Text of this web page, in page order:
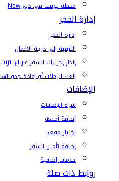
محطة توقف في دبيNew
إدارة الحجز
إدارة الحجز
الترقية إلى درجة الأعمال
إنجاز إجراءات السفر عبر الإنترنت
إلغاء الرحلات أو إعادة جدولتها
الإضافات
شراء الإضافات
إضافة أمتعة
اختيار مقعد
إضافة تأمين السفر
خدمات إضافية
روابط ذات صلة